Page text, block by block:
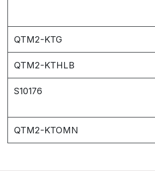
QTM2-KTG
QTM2-KTHLB
S10176
QTM2-KTOMN